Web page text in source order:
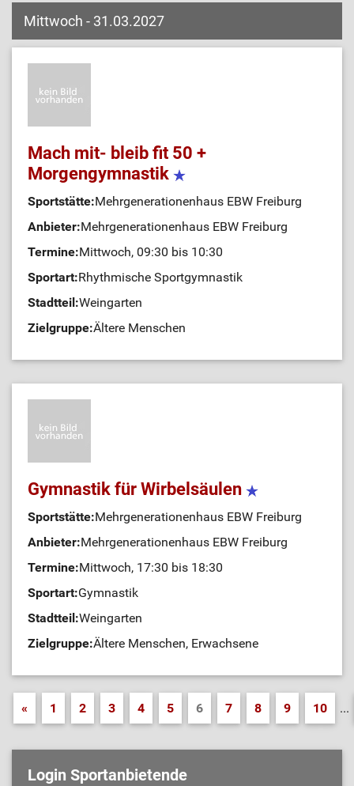
Mittwoch - 31.03.2027
Mach mit- bleib fit 50 +
Morgengymnastik
Sportstätte:Mehrgenerationenhaus EBW Freiburg
Anbieter:Mehrgenerationenhaus EBW Freiburg
Termine:Mittwoch, 09:30 bis 10:30
Sportart:Rhythmische Sportgymnastik
Stadtteil:Weingarten
Zielgruppe:Ältere Menschen
Gymnastik für Wirbelsäulen
Sportstätte:Mehrgenerationenhaus EBW Freiburg
Anbieter:Mehrgenerationenhaus EBW Freiburg
Termine:Mittwoch, 17:30 bis 18:30
Sportart:Gymnastik
Stadtteil:Weingarten
Zielgruppe:Ältere Menschen, Erwachsene
« 1 2 3 4 5 6 7 8 9 10 ...
Login Sportanbietende